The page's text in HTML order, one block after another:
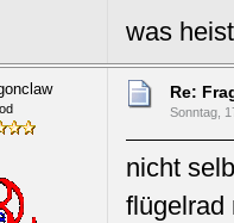
was
Re:
Sonntag,
nicht
flügelrad